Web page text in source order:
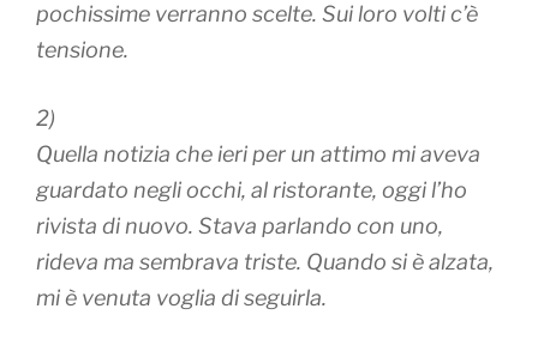
pochissime verranno scelte. Sui loro volti c’è
tensione.
2)
Quella notizia che ieri per un attimo mi aveva
guardato negli occhi, al ristorante, oggi l’ho
rivista di nuovo. Stava parlando con uno,
rideva ma sembrava triste. Quando si è alzata,
mi è venuta voglia di seguirla.